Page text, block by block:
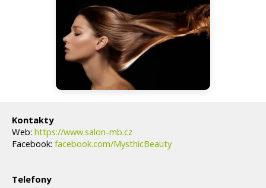
Kontakty
Web: https://www.salon-mb.cz
Facebook: facebook.com/MysthicBeauty
Telefony